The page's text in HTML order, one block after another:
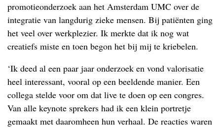
promotieonderzoek aan het Amsterdam UMC over de
integratie van langdurig zieke mensen. Bij patiënten ging
het veel over werkplezier. Ik merkte dat ik nog wat
creatiefs miste en toen begon het bij mij te kriebelen.
‘Ik deed al een paar jaar onderzoek en vond valorisatie
heel interessant, vooral op een beeldende manier. Een
collega stelde voor om dat live te doen op een congres.
Van alle keynote sprekers had ik een klein portretje
gemaakt met daaromheen hun verhaal. De reacties waren